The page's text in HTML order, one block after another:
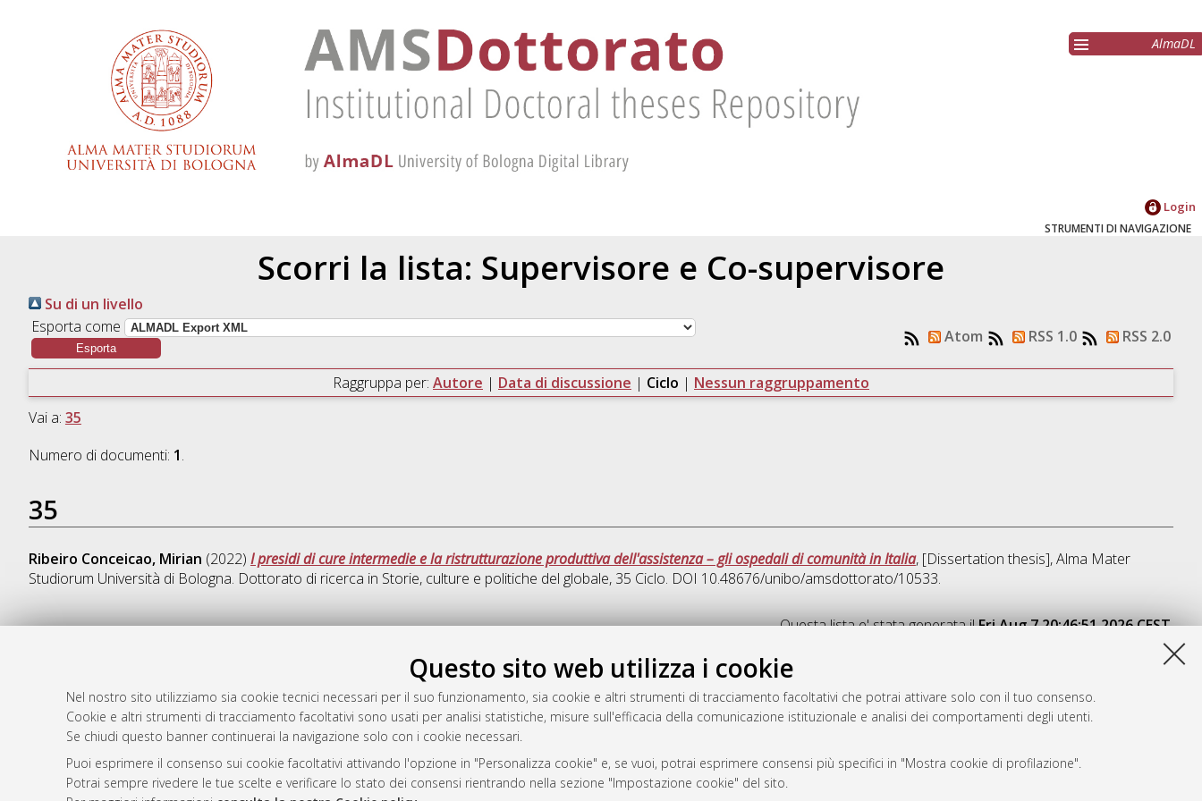
Questo sito web utilizza i cookie
Nel nostro sito utilizziamo sia cookie tecnici necessari per il suo funzionamento, sia cookie e altri strumenti di tracciamento facoltativi che potrai attivare solo con il tuo consenso.
Cookie e altri strumenti di tracciamento facoltativi sono usati per analisi statistiche, misure sull'efficacia della comunicazione istituzionale e analisi dei comportamenti degli utenti.
Se chiudi questo banner continuerai la navigazione solo con i cookie necessari.
Puoi esprimere il consenso sui cookie facoltativi attivando l'opzione in "Personalizza cookie" e, se vuoi, potrai esprimere consensi più specifici in "Mostra cookie di profilazione".
Potrai sempre rivedere le tue scelte e verificare lo stato dei consensi rientrando nella sezione "Impostazione cookie" del sito.
AlmaDL
Login
STRUMENTI DI NAVIGAZIONE
Scorri la lista: Supervisore e Co-supervisore
Su di un livello
Esporta come
Atom RSS 1.0 RSS 2.0
Raggruppa per: Autore | Data di discussione | Ciclo | Nessun raggruppamento
Vai a: 35
Numero di documenti: 1.
35
Ribeiro Conceicao, Mirian (2022) I presidi di cure intermedie e la ristrutturazione produttiva dell'assistenza – gli ospedali di comunità in Italia, [Dissertation thesis], Alma Mater
Studiorum Università di Bologna. Dottorato di ricerca in Storie, culture e politiche del globale, 35 Ciclo. DOI 10.48676/unibo/amsdottorato/10533.
Questa lista e' stata generata ilFri Aug 7 20:46:51 2026 CEST.
Rss 1.0
Rss 2.0
AMS Dottorato
ISSN: 2038-7946
Servizio implementato e gestito daAlmaDL
Impostazioni Cookie
Informativa sulla privacy
Condizioni d’uso del sito